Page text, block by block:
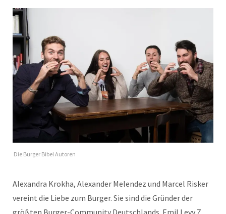
Die Burger Bibel Autoren
Alexandra Krokha, Alexander Melendez und Marcel Risker
vereint die Liebe zum Burger. Sie sind die Gründer der
größten Burger-Community Deutschlands. Emil Levy Z.